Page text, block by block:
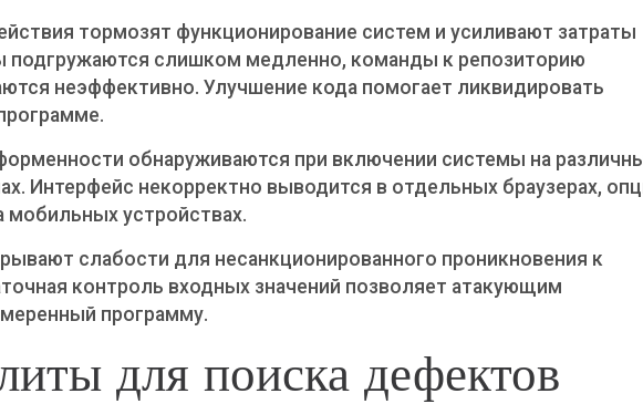
тормозят функционирование систем и усиливают затраты
подгружаются слишком медленно, команды к репозиторию
неэффективно. Улучшение кода помогает ликвидировать
обнаруживаются при включении системы на
Интерфейс некорректно выводится в отдельных браузерах,
устройствах.
слабости для несанкционированного проникновения к
контроль входных значений позволяет атакующим
программу.
для поиска дефектов